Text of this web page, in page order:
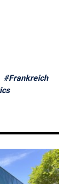
#Frankreich